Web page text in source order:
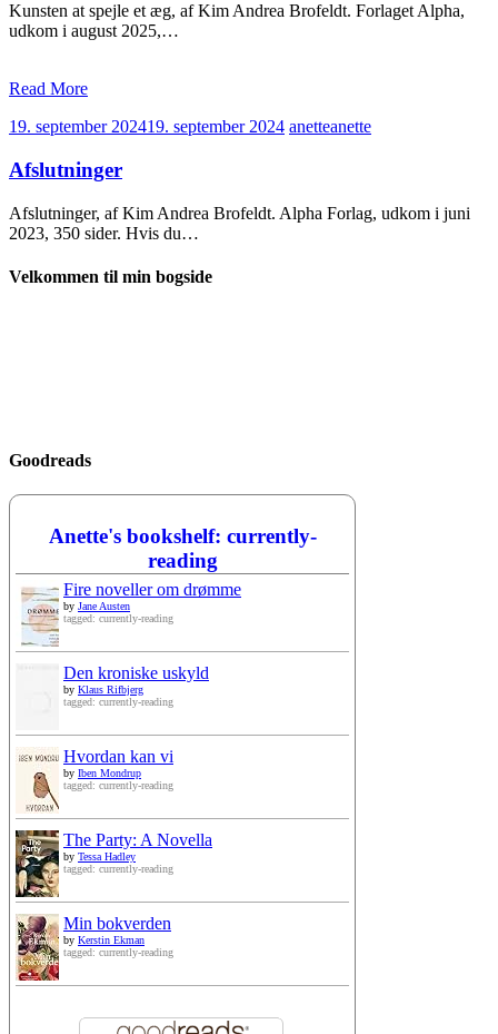
Kunsten at spejle et æg, af Kim Andrea Brofeldt. Forlaget Alpha,
udkom i august 2025,…
Read More
19. september 202419. september 2024 anetteanette
Afslutninger
Afslutninger, af Kim Andrea Brofeldt. Alpha Forlag, udkom i juni
2023, 350 sider. Hvis du…
Velkommen til min bogside
Goodreads
Anette's bookshelf: currently-
reading
Fire noveller om drømme
by Jane Austen
tagged: currently-reading
Den kroniske uskyld
by Klaus Rifbjerg
tagged: currently-reading
Hvordan kan vi
by Iben Mondrup
tagged: currently-reading
The Party: A Novella
by Tessa Hadley
tagged: currently-reading
Min bokverden
by Kerstin Ekman
tagged: currently-reading